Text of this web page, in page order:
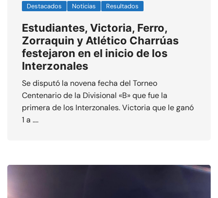
Destacados Noticias Resultados
Estudiantes, Victoria, Ferro,
Zorraquin y Atlético Charrúas
festejaron en el inicio de los
Interzonales
Se disputó la novena fecha del Torneo
Centenario de la Divisional «B» que fue la
primera de los Interzonales. Victoria que le ganó
1 a ….